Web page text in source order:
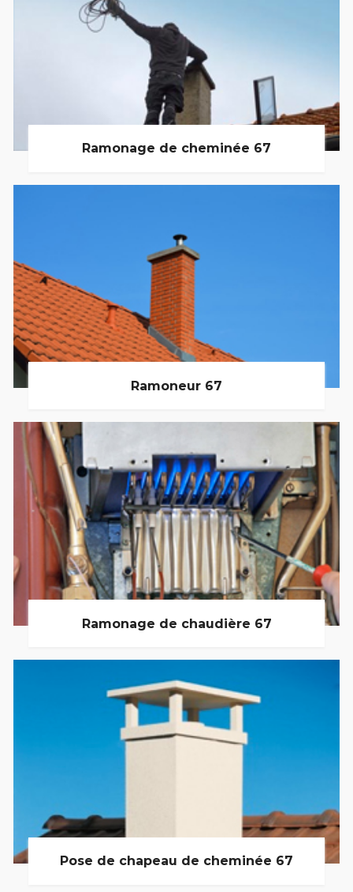
Ramonage de cheminée 67
Ramoneur 67
Ramonage de chaudière 67
Pose de chapeau de cheminée 67